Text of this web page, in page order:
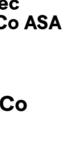
ASA